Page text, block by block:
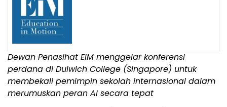
Dewan Penasihat EiM menggelar konferensi
perdana di Dulwich College (Singapore) untuk
membekali pemimpin sekolah internasional dalam
merumuskan peran AI secara tepat